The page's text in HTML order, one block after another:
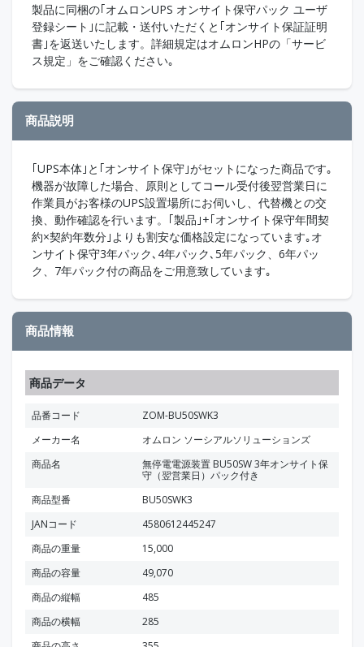
製品に同梱の｢オムロンUPS オンサイト保守パック ユーザ
登録シート｣に記載・送付いただくと｢オンサイト保証証明
書｣を返送いたします。詳細規定はオムロンHPの「サービ
ス規定」をご確認ください｡
商品説明
｢UPS本体｣と｢オンサイト保守｣がセットになった商品です｡
機器が故障した場合、原則としてコール受付後翌営業日に
作業員がお客様のUPS設置場所にお伺いし、代替機との交
換、動作確認を行います。｢製品｣+｢オンサイト保守年間契
約×契約年数分｣よりも割安な価格設定になっています｡オ
ンサイト保守3年パック､4年パック､5年パック、6年パッ
ク、7年パック付の商品をご用意致しています｡
商品情報
商品データ
品番コード
ZOM-BU50SWK3
メーカー名
オムロン ソーシアルソリューションズ
商品名
無停電電源装置 BU50SW 3年オンサイト保
守（翌営業日）パック付き
商品型番
BU50SWK3
JANコード
4580612445247
商品の重量
15,000
商品の容量
49,070
商品の縦幅
485
商品の横幅
285